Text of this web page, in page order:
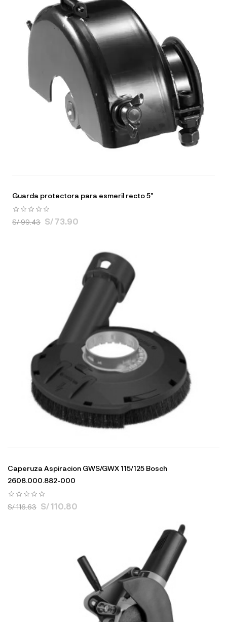
Guarda protectora para esmeril recto 5"
S/ 99.43 S/ 73.90
Caperuza Aspiracion GWS/GWX 115/125 Bosch
2608.000.882-000
S/ 116.63 S/ 110.80